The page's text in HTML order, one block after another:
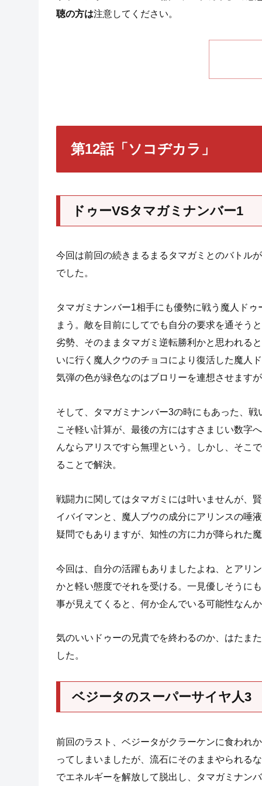
聴の方は注意してください。
第12話「ソコヂカラ」
ドゥーVSタマガミナンバー1
今回は前回の続きまるまるタマガミとのバトル
でした。
タマガミナンバー1相手にも優勢に戦う魔人ド
まう。敵を目前にしてでも自分の要求を通そう
劣勢、そのままタマガミ逆転勝利かと思われる
いに行く魔人クウのチョコにより復活した魔人
気弾の色が緑色なのはブロリーを連想させます
そして、タマガミナンバー3の時にもあった、
こそ軽い計算が、最後の方にはすさまじい数字
んならアリスですら無理という。しかし、そこ
ることで解決。
戦闘力に関してはタマガミには叶いませんが、
イバイマンと、魔人ブウの成分にアリンスの唾
疑問でもありますが、知性の方に力が降られた
今回は、自分の活躍もありましたよね、とアリ
かと軽い態度でそれを受ける。一見優しそうに
事が見えてくると、何か企んでいる可能性なん
気のいいドゥーの兄貴でを終わるのか、はたま
した。
ベジータのスーパーサイヤ人3
前回のラスト、ベジータがクラーケンに食われ
ってしまいましたが、流石にそのままやられる
でエネルギーを解放して脱出し、タマガミナン